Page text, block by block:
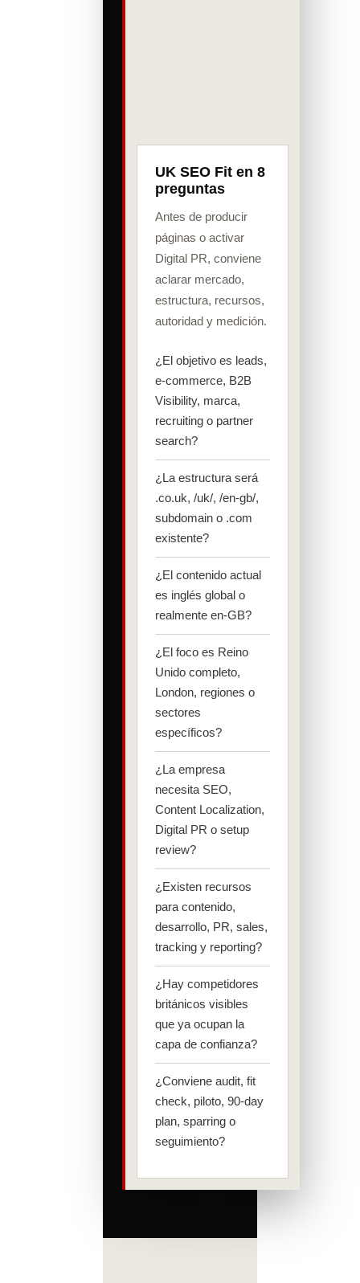
UK SEO Fit en 8
preguntas
Antes de producir
páginas o activar
Digital PR, conviene
aclarar mercado,
estructura, recursos,
autoridad y medición.
¿El objetivo es leads,
e-commerce, B2B
Visibility, marca,
recruiting o partner
search?
¿La estructura será
.co.uk, /uk/, /en-gb/,
subdomain o .com
existente?
¿El contenido actual
es inglés global o
realmente en-GB?
¿El foco es Reino
Unido completo,
London, regiones o
sectores
específicos?
¿La empresa
necesita SEO,
Content Localization,
Digital PR o setup
review?
¿Existen recursos
para contenido,
desarrollo, PR, sales,
tracking y reporting?
¿Hay competidores
británicos visibles
que ya ocupan la
capa de confianza?
¿Conviene audit, fit
check, piloto, 90-day
plan, sparring o
seguimiento?